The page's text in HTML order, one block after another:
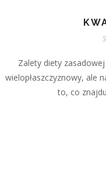
Zalety diety
wielopłaszczyznowy, ale
to, co